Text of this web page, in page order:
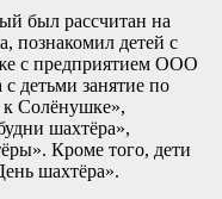
был рассчитан на
познакомил детей с
с предприятием ООО
детьми занятие по
к Солёнушке»,
шахтёра»,
Кроме того, дети
шахтёра».